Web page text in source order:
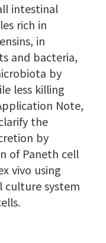
intestinal
rich in
in
and bacteria,
by
less killing
Note,
the
by
of Paneth cell
vivo using
culture system